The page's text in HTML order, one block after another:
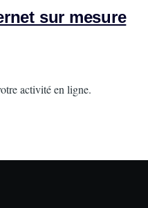
sur mesure
activité en ligne.